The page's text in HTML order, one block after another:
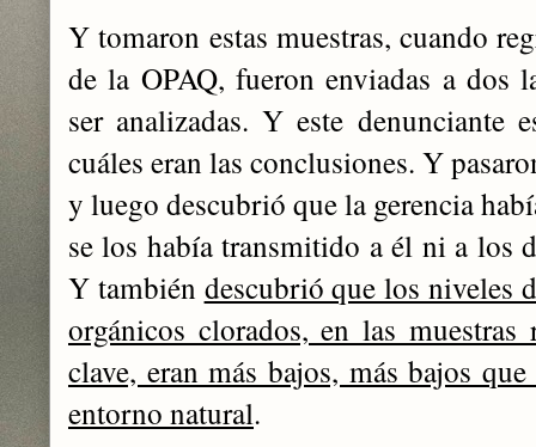
Y tomaron estas muestras, cuando
de la OPAQ, fueron enviadas a dos
ser analizadas. Y este denunciante
cuáles eran las conclusiones. Y
y luego descubrió que la gerencia
se los había transmitido a él ni a los
Y también descubrió que los niveles
orgánicos clorados, en las
clave, eran más bajos, más bajos
entorno natural.